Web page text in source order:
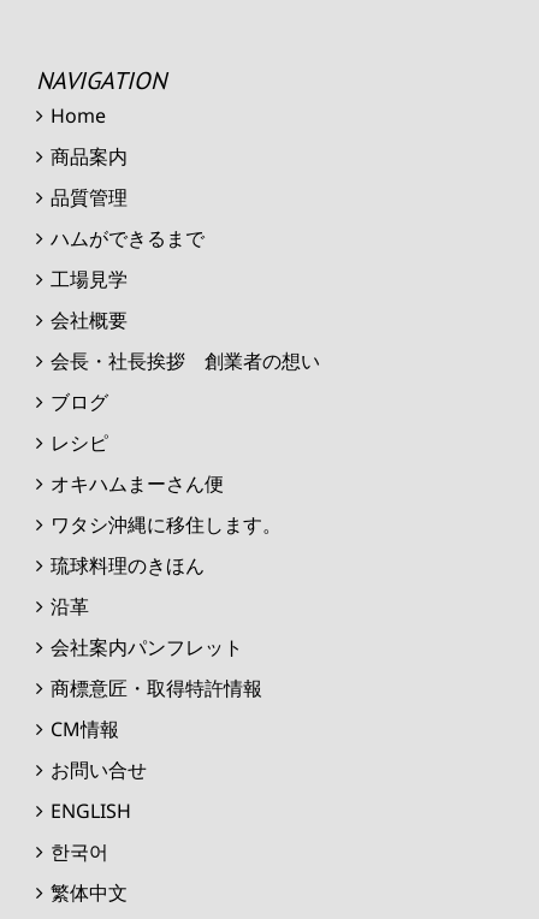
NAVIGATION
Home
商品案内
品質管理
ハムができるまで
工場見学
会社概要
会長・社長挨拶 創業者の想い
ブログ
レシピ
オキハムまーさん便
ワタシ沖縄に移住します。
琉球料理のきほん
沿革
会社案内パンフレット
商標意匠・取得特許情報
CM情報
お問い合せ
ENGLISH
한국어
繁体中文